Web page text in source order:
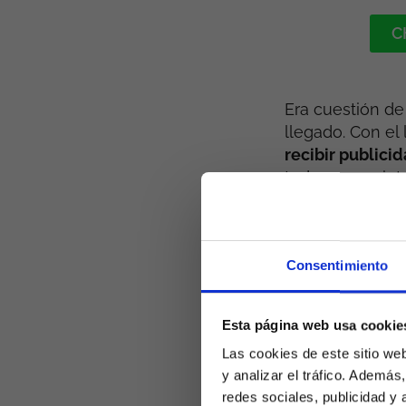
Consentimiento
Esta página web usa
Las cookies de este sitio
y analizar el tráfico.
redes sociales, publicidad y
Era cuestión
llegado. Con
recibir
todo parece ir
OpenAI
y, desde
ChatGPT para
ante banners,
integrados en